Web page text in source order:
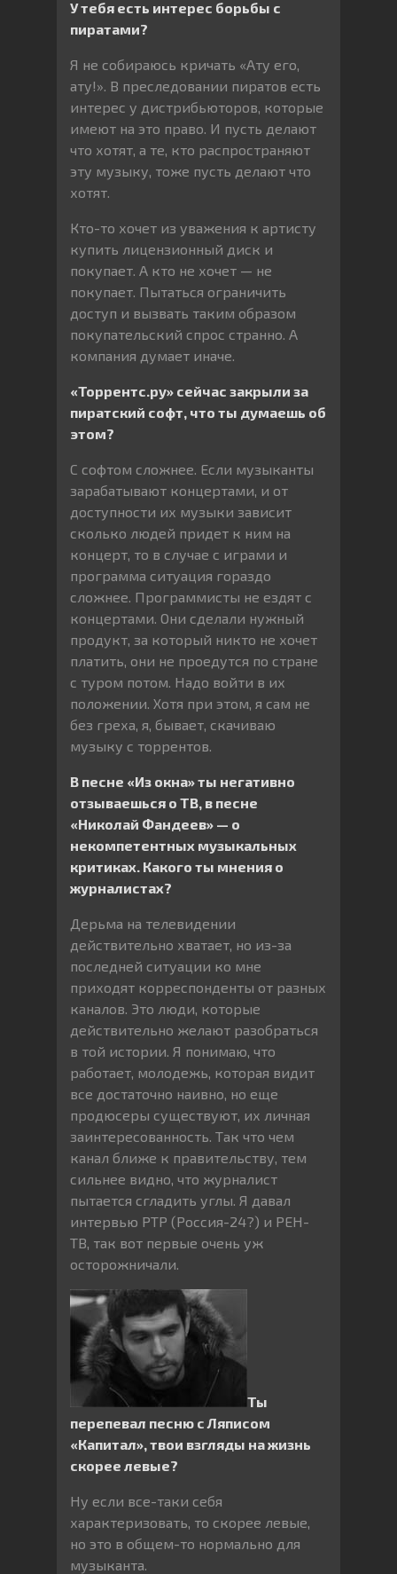
У тебя есть интерес борьбы с
пиратами?
Я не собираюсь кричать «Ату его,
ату!». В преследовании пиратов есть
интерес у дистрибьюторов, которые
имеют на это право. И пусть делают
что хотят, а те, кто распространяют
эту музыку, тоже пусть делают что
хотят.
Кто-то хочет из уважения к артисту
купить лицензионный диск и
покупает. А кто не хочет — не
покупает. Пытаться ограничить
доступ и вызвать таким образом
покупательский спрос странно. А
компания думает иначе.
«Торрентс.ру» сейчас закрыли за
пиратский софт, что ты думаешь об
этом?
С софтом сложнее. Если музыканты
зарабатывают концертами, и от
доступности их музыки зависит
сколько людей придет к ним на
концерт, то в случае с играми и
программа ситуация гораздо
сложнее. Программисты не ездят с
концертами. Они сделали нужный
продукт, за который никто не хочет
платить, они не проедутся по стране
с туром потом. Надо войти в их
положении. Хотя при этом, я сам не
без греха, я, бывает, скачиваю
музыку с торрентов.
В песне «Из окна» ты негативно
отзываешься о ТВ, в песне
«Николай Фандеев» — о
некомпетентных музыкальных
критиках. Какого ты мнения о
журналистах?
Дерьма на телевидении
действительно хватает, но из-за
последней ситуации ко мне
приходят корреспонденты от разных
каналов. Это люди, которые
действительно желают разобраться
в той истории. Я понимаю, что
работает, молодежь, которая видит
все достаточно наивно, но еще
продюсеры существуют, их личная
заинтересованность. Так что чем
канал ближе к правительству, тем
сильнее видно, что журналист
пытается сгладить углы. Я давал
интервью РТР (Россия-24?) и РЕН-
ТВ, так вот первые очень уж
осторожничали.
Ты
перепевал песню с Ляписом
«Капитал», твои взгляды на жизнь
скорее левые?
Ну если все-таки себя
характеризовать, то скорее левые,
но это в общем-то нормально для
музыканта.